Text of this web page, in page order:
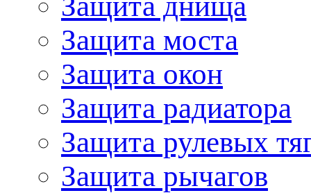
Защита моста
Защита окон
Защита радиатора
Защита рулевых
Защита рычагов